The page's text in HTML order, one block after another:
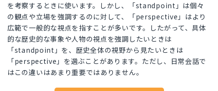
を考察するときに使います。しかし、「standpoint」は個々
の観点や立場を強調するのに対して、「perspective」はより
広範で一般的な視点を指すことが多いです。したがって、具体
的な歴史的な事象や人物の視点を強調したいときは
「standpoint」を、歴史全体の視野から見たいときは
「perspective」を選ぶことがあります。ただし、日常会話で
はこの違いはあまり重要ではありません。